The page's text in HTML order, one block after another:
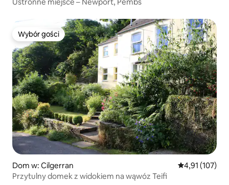
Wybór gości
Wybór gości
Dom w: Cilgerran Średnia
4,91 (107)
Przytulny domek z widokiem na wąwóz Teifi